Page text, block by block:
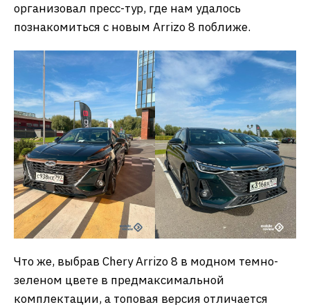
организовал пресс-тур, где нам удалось
познакомиться с новым Arrizo 8 поближе.
Что же, выбрав Chery Arrizo 8 в модном темно-
зеленом цвете в предмаксимальной
комплектации, а топовая версия отличается